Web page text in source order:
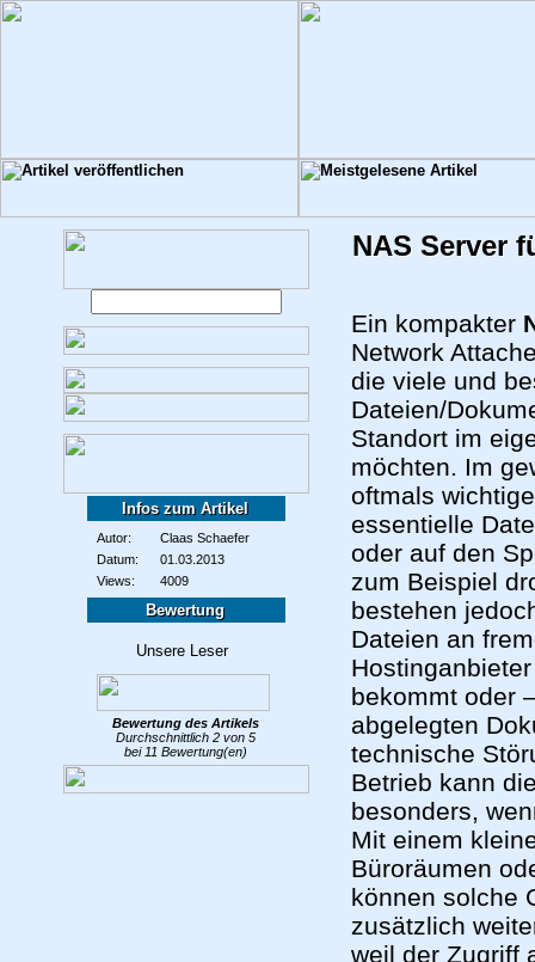
Infos zum Artikel
Autor:
Claas Schaefer
Datum:
01.03.2013
Views:
4009
Bewertung
Bewertung des Artikels
Durchschnittlich 2 von 5
bei 11 Bewertung(en)
NAS Server
Ein kompakter
Network
die viele und
Dateien/
Standort im
möchten. Im
oftmals
essentielle
oder auf den
zum Beispiel
bestehen
Dateien an
bekommt oder
abgelegten
technische
Betrieb kann
besonders,
Mit einem
Büroräumen
können solche
zusätzlich
weil der Zugriff